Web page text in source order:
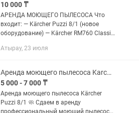
10 000 ₸
АРЕНДА МОЮЩЕГО ПЫЛЕСОСА Что
входит: — Kärcher Puzzi 8/1 (новое
оборудование) — Kärcher RM760 Classic
щетка для шуруповерта — мягкая
Атырау, 23 июля
Аренда моющего пылесоса Karcher Керхер 8/1
5 000 - 7 000 ₸
Аренда моющего пылесоса Kärcher
Puzzi 8/1 🧼 Сдаем в аренду
профессиональный моющий пылесос